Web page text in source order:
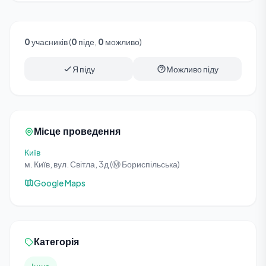
0учасників (0 піде, 0 можливо)
Я піду Можливо піду
Місце проведення
Київ
м. Київ, вул. Світла, 3д (Ⓜ️ Бориспільська)
Google Maps
Категорія